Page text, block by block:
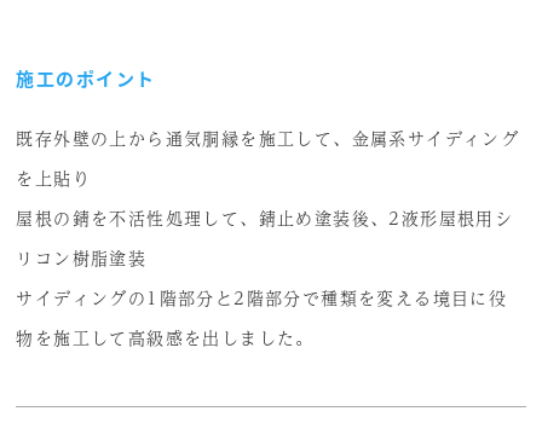
施工のポイント
既存外壁の上から通気胴縁を施工して、金属系サイディング
を上貼り
屋根の錆を不活性処理して、錆止め塗装後、2液形屋根用シ
リコン樹脂塗装
サイディングの1階部分と2階部分で種類を変える境目に役
物を施工して高級感を出しました。